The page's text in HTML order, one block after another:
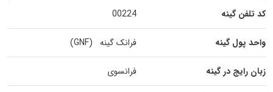
کد تلفن گینه 00224
واحد پول گینه فرانک گینه (GNF)
زبان رایج در گینه فرانسوی